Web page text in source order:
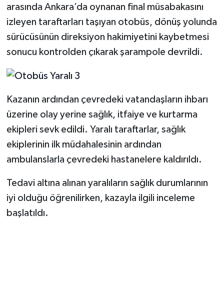
arasında Ankara’da oynanan final müsabakasını
izleyen taraftarları taşıyan otobüs, dönüş yolunda
sürücüsünün direksiyon hakimiyetini kaybetmesi
sonucu kontrolden çıkarak şarampole devrildi.
Kazanın ardından çevredeki vatandaşların ihbarı
üzerine olay yerine sağlık, itfaiye ve kurtarma
ekipleri sevk edildi. Yaralı taraftarlar, sağlık
ekiplerinin ilk müdahalesinin ardından
ambulanslarla çevredeki hastanelere kaldırıldı.
Tedavi altına alınan yaralıların sağlık durumlarının
iyi olduğu öğrenilirken, kazayla ilgili inceleme
başlatıldı.